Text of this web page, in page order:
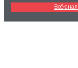
Веб-